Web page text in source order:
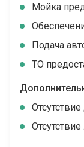
Мойка
Подача
ТО